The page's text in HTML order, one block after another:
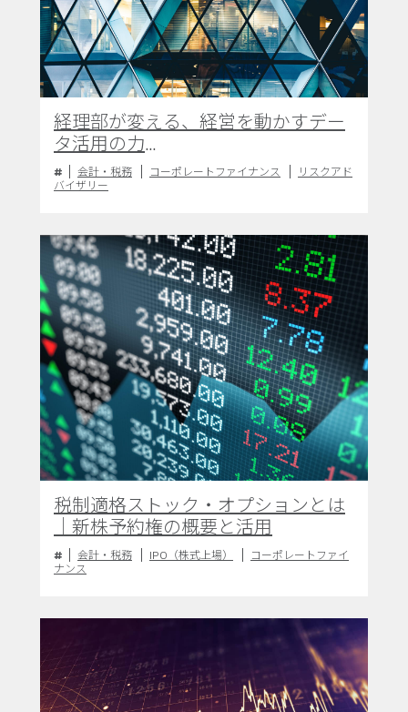
経理部が変える、経営を動かすデー
タ活用の力
～ルーチン業務から“気づき”と“価
値”を生む組織へ～
会計・税務 コーポレートファイナンス
リスクアド
バイザリー
税制適格ストック・オプションとは
｜新株予約権の概要と活用
会計・税務 IPO（株式上場）
コーポレートファイ
ナンス